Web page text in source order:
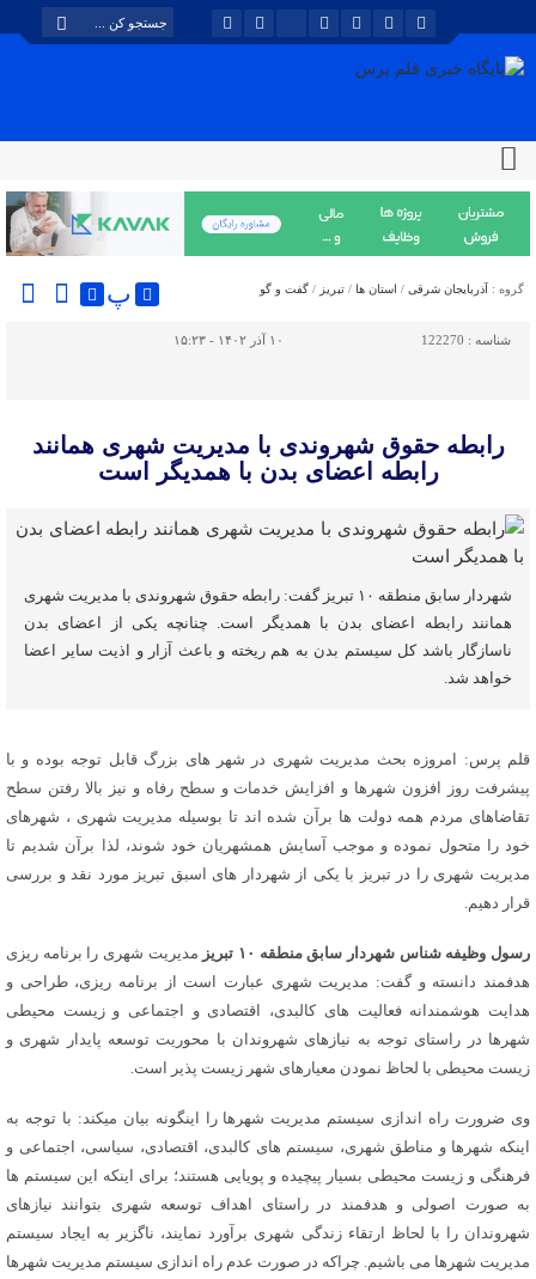
گروه : آذربایجان شرقی / استان ها / تبریز / گفت و گو پ
شناسه : 122270 ۱۰ آذر ۱۴۰۲ - ۱۵:۲۳
رابطه حقوق شهروندی با مدیریت شهری همانند
رابطه اعضای بدن با همدیگر است
شهردار سابق منطقه ۱۰ تبریز گفت: رابطه حقوق شهروندی با مدیریت شهری
همانند رابطه اعضای بدن با همدیگر است. چنانچه یکی از اعضای بدن
ناسازگار باشد کل سیستم بدن به هم ریخته و باعث آزار و اذیت سایر اعضا
خواهد شد.
قلم پرس: امروزه بحث مدیریت شهری در شهر های بزرگ قابل توجه بوده و با
پیشرفت روز افزون شهرها و افزایش خدمات و سطح رفاه و نیز بالا رفتن سطح
تقاضاهای مردم همه دولت ها برآن شده اند تا بوسیله مدیریت شهری ، شهرهای
خود را متحول نموده و موجب آسایش همشهریان خود شوند، لذا برآن شدیم تا
مدیریت شهری را در تبریز با یکی از شهردار های اسبق تبریز مورد نقد و بررسی
قرار دهیم.
رسول وظیفه ‌شناس شهردار سابق منطقه ۱۰ تبریز
مدیریت شهری را برنامه ریزی
هدفمند دانسته و گفت: مدیریت شهری عبارت‌ است از برنامه ریزی، طراحی و
هدایت هوشمندانه فعالیت های کالبدی، اقتصادی و اجتماعی و زیست محیطی
شهرها در راستای توجه به نیازهای شهروندان با محوریت توسعه پایدار شهری و
زیست محیطی با لحاظ نمودن معیارهای شهر زیست پذیر است.
وی ضرورت راه اندازی سیستم مدیریت شهرها را اینگونه بیان میکند: با توجه به
اینکه شهرها و مناطق شهری، سیستم های کالبدی، اقتصادی، سیاسی، اجتماعی و
فرهنگی و زیست محیطی بسیار پیچیده و پویایی هستند؛ برای اینکه این سیستم ها
به صورت اصولی و هدفمند در راستای اهداف توسعه شهری بتوانند نیازهای
شهروندان را با لحاظ ارتقاء زندگی شهری برآورد نمایند، ناگزیر به ایجاد سیستم
مدیریت شهرها می باشیم. چراکه در صورت عدم راه اندازی سیستم مدیریت شهرها